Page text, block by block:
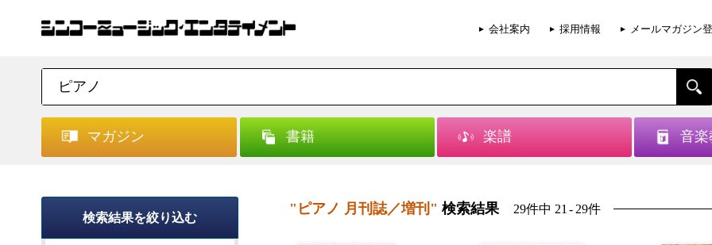
会社案内 採用情報 メールマガジン
マガジン 書籍 楽譜 音楽
"ピアノ 月刊誌／増刊" 検索結果 29件中 21 - 29件
検索結果を絞り込む